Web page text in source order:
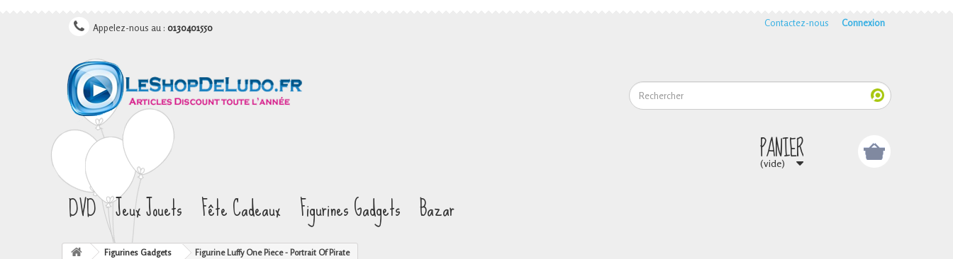
Connexion
Contactez-nous
Appelez-nous au : 0130401550
PANIER
(vide)
DVD Jeux Jouets Fête Cadeaux Figurines Gadgets Bazar
Figurines Gadgets Figurine Luffy One Piece - Portrait Of Pirate